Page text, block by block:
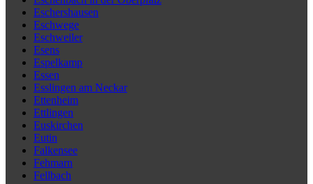
Eschershausen
Eschwege
Eschweiler
Esens
Espelkamp
Essen
Esslingen am Neckar
Ettenheim
Ettlingen
Euskirchen
Eutin
Falkensee
Fehmarn
Fellbach